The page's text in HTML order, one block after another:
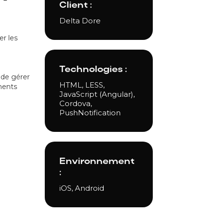
les
gérer
Client :
Delta Dore
Technologies :
HTML, LESS,
JavaScript (Angular),
Cordova,
PushNotification
Environnement
:
iOS, Android